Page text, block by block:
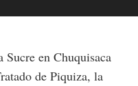
en Chuquisaca
de Piquiza, la